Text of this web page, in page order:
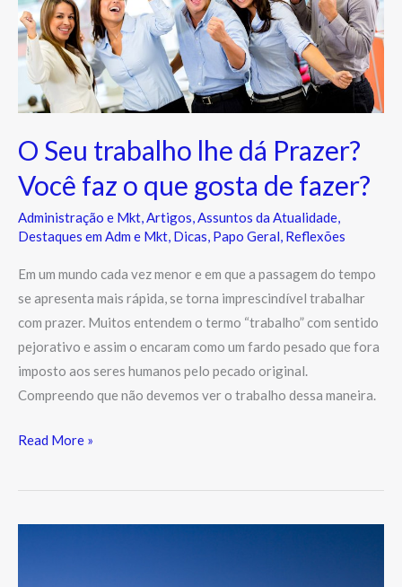
O Seu trabalho lhe dá Prazer?
Você faz o que gosta de fazer?
Administração e Mkt,Artigos,Assuntos da Atualidade,
Destaques em Adm e Mkt, Dicas, Papo Geral, Reflexões
Em um mundo cada vez menor e em que a passagem do tempo
se apresenta mais rápida, se torna imprescindível trabalhar
com prazer. Muitos entendem o termo “trabalho” com sentido
pejorativo e assim o encaram como um fardo pesado que fora
imposto aos seres humanos pelo pecado original.
Compreendo que não devemos ver o trabalho dessa maneira.
lhe
dá
Prazer?
Você
faz
que
gosta
fazer?
Read More »